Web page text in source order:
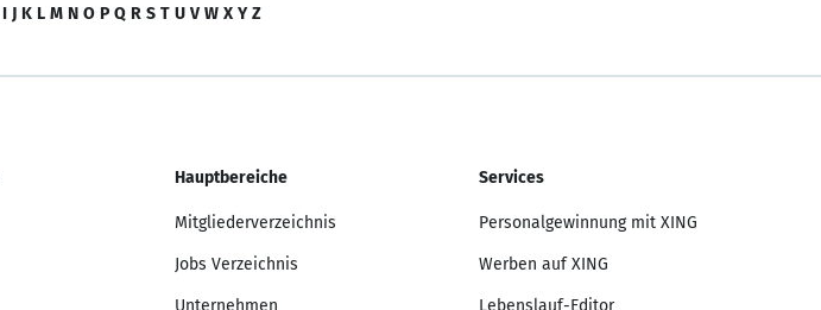
I J K L M N O P Q R S T U V W X Y Z
Hauptbereiche
Mitgliederverzeichnis
Jobs Verzeichnis
Unternehmen
Services
Personalgewinnung mit XING
Werben auf XING
Lebenslauf-Editor